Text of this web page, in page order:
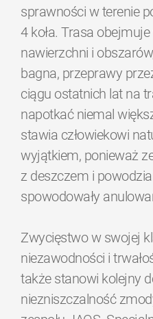
sprawności w terenie
4 koła. Trasa
nawierzchni i
bagna, przeprawy
ciągu ostatnich lat na
napotkać niemal
stawia człowiekowi
wyjątkiem, ponieważ
z deszczem i
spowodowały
Zwycięstwo w swojej
niezawodności i
także stanowi kolejny
niezniszczalność